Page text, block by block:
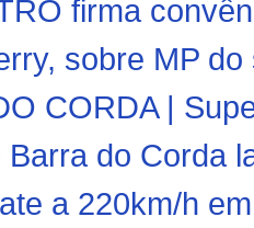
firma
sobre MP
CORDA |
Barra do Corda
a 220km/h